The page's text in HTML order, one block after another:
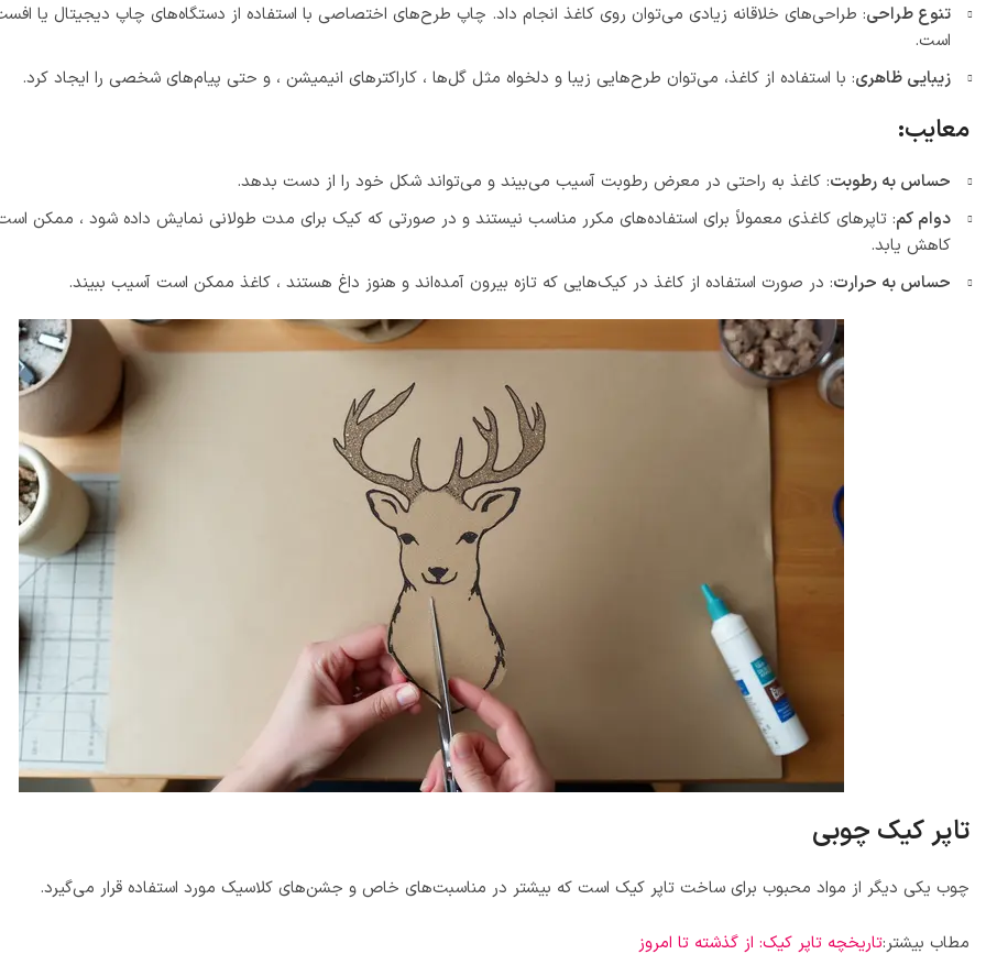
تنوع طراحی: طراحی‌های خلاقانه زیادی می‌توان روی کاغذ انجام داد. چاپ طرح‌های اختصاصی با استفاده از دستگاه‌های چاپ دیجیتال یا
است.
زیبایی ظاهری: با استفاده از کاغذ، می‌توان طرح‌هایی زیبا و دلخواه مثل گل‌ها ، کاراکترهای انیمیشن ، و حتی پیام‌های شخصی را ایجاد کرد.
معایب:
حساس به رطوبت: کاغذ به راحتی در معرض رطوبت آسیب می‌بیند و می‌تواند شکل خود را از دست بدهد.
دوام کم: تاپرهای کاغذی معمولاً برای استفاده‌های مکرر مناسب نیستند و در صورتی که کیک برای مدت طولانی نمایش داده شود ، ممکن
کاهش یابد.
حساس به حرارت: در صورت استفاده از کاغذ در کیک‌هایی که تازه بیرون آمده‌اند و هنوز داغ هستند ، کاغذ ممکن است آسیب ببیند.
تاپر کیک چوبی
چوب یکی دیگر از مواد محبوب برای ساخت تاپر کیک است که بیشتر در مناسبت‌های خاص و جشن‌های کلاسیک مورد استفاده قرار می‌گیرد.
مطاب بیشتر:تاریخچه تاپر کیک: از گذشته تا امروز